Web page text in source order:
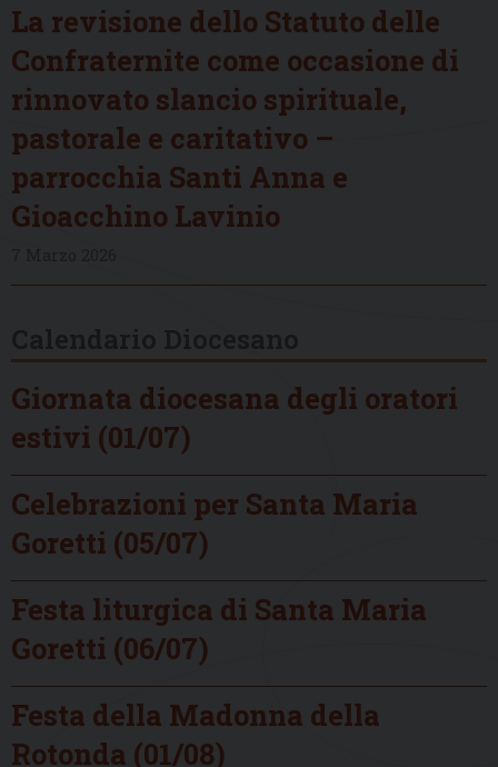
La revisione dello Statuto delle
Confraternite come occasione di
rinnovato slancio spirituale,
pastorale e caritativo –
parrocchia Santi Anna e
Gioacchino Lavinio
Giornata diocesana degli oratori
estivi (01/07)
Celebrazioni per Santa Maria
Goretti (05/07)
Festa liturgica di Santa Maria
Goretti (06/07)
Festa della Madonna della
Rotonda (01/08)